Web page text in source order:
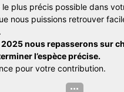
le plus précis possible dans
nous puissions retrouver
2025 nous repasserons sur
l’espèce précise.
pour votre contribution.
...